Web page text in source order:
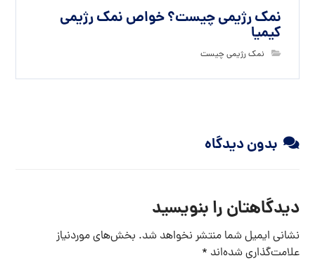
نمک رژیمی چیست؟ خواص نمک رژیمی
کیمیا
نمک رژیمی چیست
بدون دیدگاه
دیدگاهتان را بنویسید
نشانی ایمیل شما منتشر نخواهد شد. بخش‌های موردنیاز
علامت‌گذاری شده‌اند *